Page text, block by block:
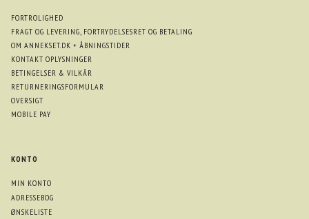
FORTROLIGHED
FRAGT OG LEVERING, FORTRYDELSESRET OG BETALING
OM ANNEKSET.DK + ÅBNINGSTIDER
KONTAKT OPLYSNINGER
BETINGELSER & VILKÅR
RETURNERINGSFORMULAR
OVERSIGT
MOBILE PAY
KONTO
MIN KONTO
ADRESSEBOG
ØNSKELISTE